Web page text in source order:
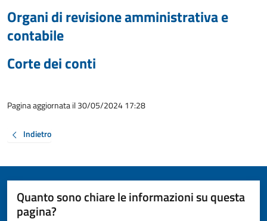
Organi di revisione amministrativa e
contabile
Corte dei conti
Pagina aggiornata il 30/05/2024 17:28
Indietro
Quanto sono chiare le informazioni su questa
pagina?